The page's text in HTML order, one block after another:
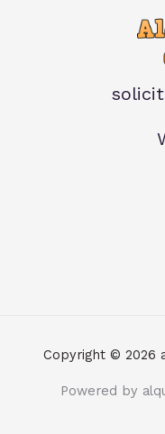
Copyright © 2026
Powered by